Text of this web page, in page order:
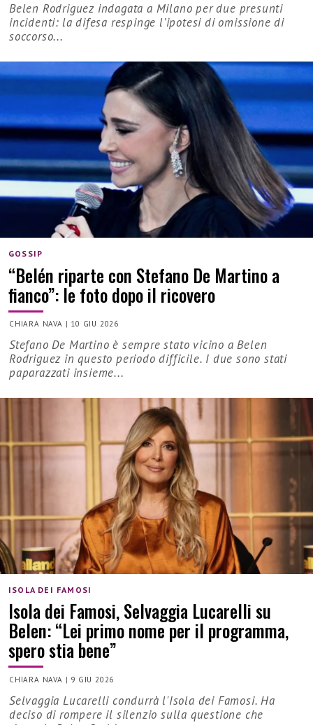
Belen Rodriguez indagata a Milano per due presunti
incidenti: la difesa respinge l’ipotesi di omissione di
soccorso...
GOSSIP
“Belén riparte con Stefano De Martino a
fianco”: le foto dopo il ricovero
CHIARA NAVA | 10 GIU 2026
Stefano De Martino è sempre stato vicino a Belen
Rodriguez in questo periodo difficile. I due sono stati
paparazzati insieme...
ISOLA DEI FAMOSI
Isola dei Famosi, Selvaggia Lucarelli su
Belen: “Lei primo nome per il programma,
spero stia bene”
CHIARA NAVA | 9 GIU 2026
Selvaggia Lucarelli condurrà l'Isola dei Famosi. Ha
deciso di rompere il silenzio sulla questione che